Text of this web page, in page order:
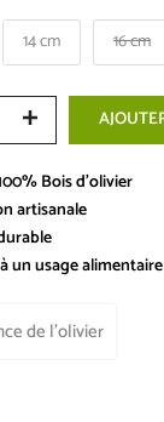
14 cm 16 cm
Bois d'olivier
artisanale
un usage alimentaire
de l'olivier